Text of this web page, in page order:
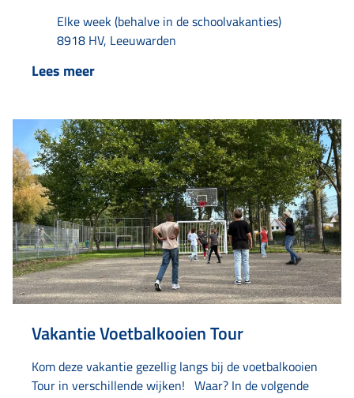
Elke week (behalve in de schoolvakanties)
8918 HV, Leeuwarden
Lees meer
Vakantie Voetbalkooien Tour
Kom deze vakantie gezellig langs bij de voetbalkooien
Tour in verschillende wijken! Waar? In de volgende